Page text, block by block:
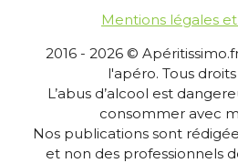
Mentions légales
2016 - 2026 ©
l'apéro. Tous
L’abus d’alcool est
consommer avec
Nos publications sont
et non des professionnels